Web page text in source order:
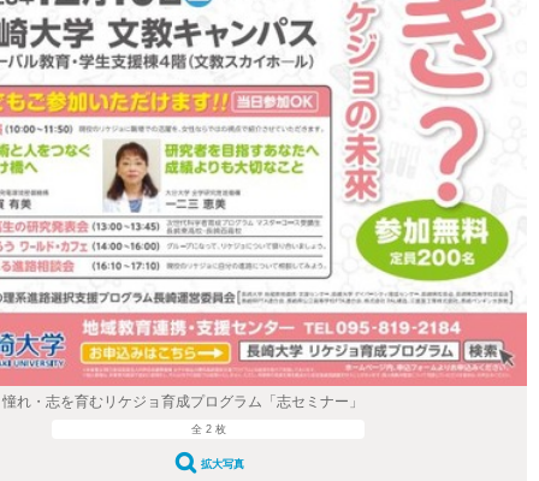
れ・志を育むリケジョ育成プログラム「志セミナー」
全 2 枚
拡大写真